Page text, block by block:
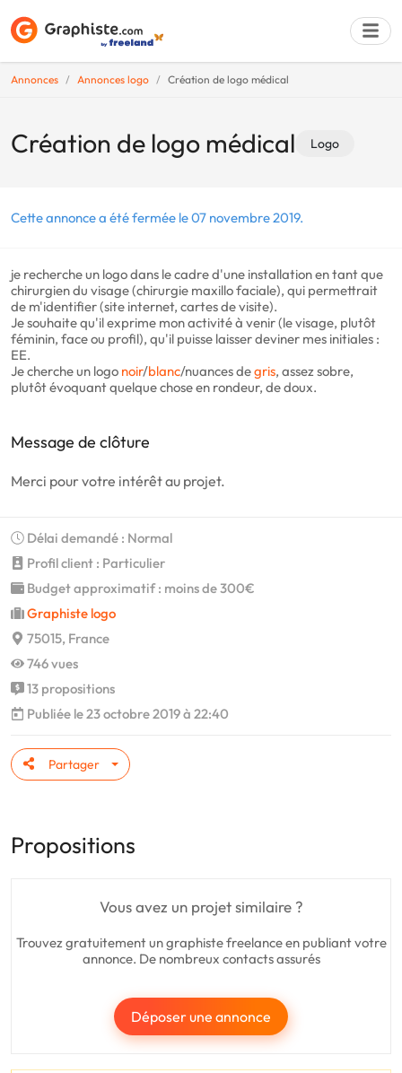
Annonces Annonces logo Création de logo médical
Création de logo médical Logo
Cette annonce a été fermée le 07 novembre 2019.
je recherche un logo dans le cadre d'une installation en tant que
chirurgien du visage (chirurgie maxillo faciale), qui permettrait
de m'identifier (site internet, cartes de visite).
Je souhaite qu'il exprime mon activité à venir (le visage, plutôt
féminin, face ou profil), qu'il puisse laisser deviner mes initiales :
EE.
Je cherche un logo noir/blanc/nuances degris, assez sobre,
plutôt évoquant quelque chose en rondeur, de doux.
Message de clôture
Merci pour votre intérêt au projet.
Délai demandé : Normal
Profil client : Particulier
Budget approximatif : moins de 300€
Graphiste logo
75015, France
746 vues
13 propositions
Publiée le 23 octobre 2019 à 22:40
Partager
Propositions
Vous avez un projet similaire ?
Trouvez gratuitement un graphiste freelance en publiant votre
annonce. De nombreux contacts assurés
Déposer une annonce